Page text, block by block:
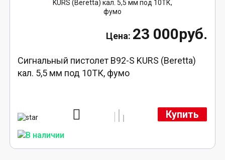
23 000руб.
Сигнальный пистолет B92-S KURS (Beretta)
кал. 5,5 мм под 10ТК, фумо
Купить